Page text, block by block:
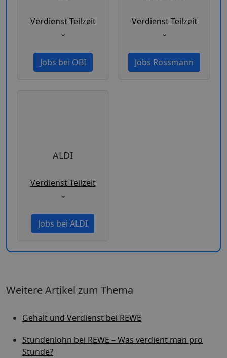
Verdienst Teilzeit
⌄
Jobs bei OBI
Verdienst Teilzeit
⌄
Jobs Rossmann
ALDI
Verdienst Teilzeit
⌄
Jobs bei ALDI
Weitere Artikel zum Thema
Gehalt und Verdienst bei REWE
Stundenlohn bei REWE – Was verdient man pro
Stunde?